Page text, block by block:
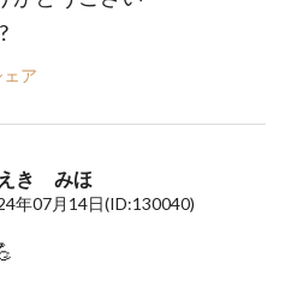
ェア
き みほ
年07月14日(ID:130040)